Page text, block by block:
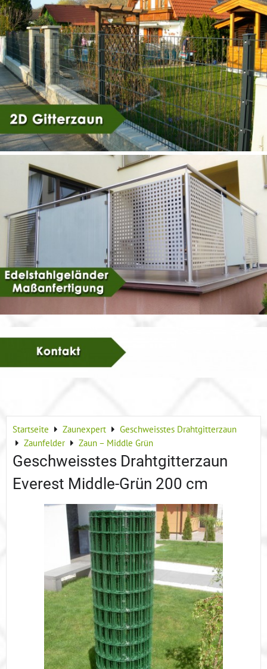
Startseite Zaunexpert
Geschweisstes Drahtgitterzaun
Zaunfelder
Zaun – Middle Grün
Geschweisstes Drahtgitterzaun
Everest Middle-Grün 200 cm